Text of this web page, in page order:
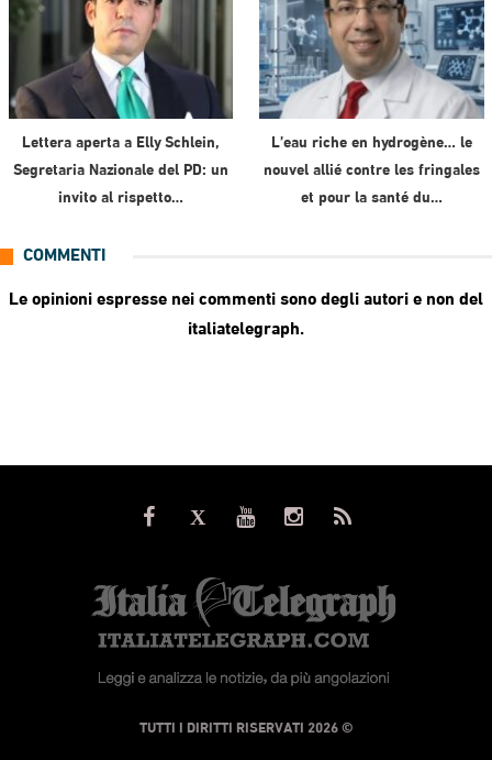
Lettera aperta a Elly Schlein,
Segretaria Nazionale del PD: un
invito al rispetto…
L’eau riche en hydrogène… le
nouvel allié contre les fringales
et pour la santé du…
COMMENTI
Le opinioni espresse nei commenti sono degli autori e non del
italiatelegraph.
© TUTTI I DIRITTI RISERVATI 2026